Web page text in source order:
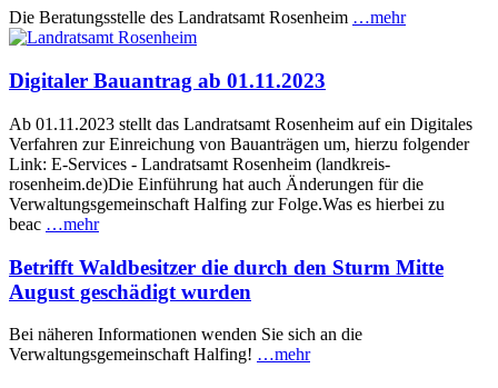
Die Beratungsstelle des Landratsamt Rosenheim …mehr
Digitaler Bauantrag ab 01.11.2023
Ab 01.11.2023 stellt das Landratsamt Rosenheim auf ein Digitales
Verfahren zur Einreichung von Bauanträgen um, hierzu folgender
Link: E-Services - Landratsamt Rosenheim (landkreis-
rosenheim.de)Die Einführung hat auch Änderungen für die
Verwaltungsgemeinschaft Halfing zur Folge.Was es hierbei zu
beac …mehr
Betrifft Waldbesitzer die durch den Sturm Mitte
August geschädigt wurden
Bei näheren Informationen wenden Sie sich an die
Verwaltungsgemeinschaft Halfing! …mehr